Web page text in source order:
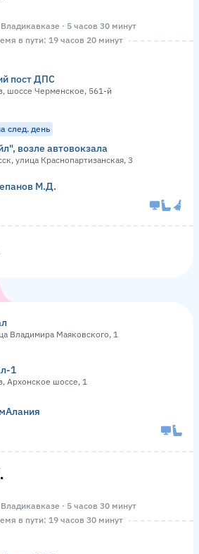
· 5 часов 30 минут
в пути: 19 часов 20 минут
пост ДПС
шоссе Черменское, 561-й
след. день
возле автовокзала
улица Краснопартизанская, 3
М.Д.
Владимира Маяковского, 1
1
Архонское шоссе, 1
· 5 часов 30 минут
в пути: 19 часов 30 минут